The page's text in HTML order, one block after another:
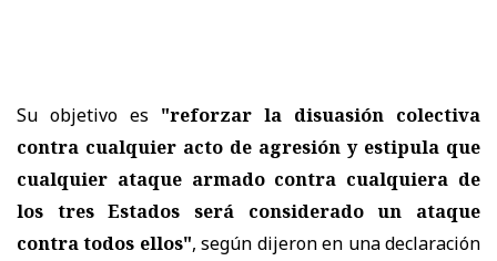
Su objetivo es "reforzar la disuasión colectiva
contra cualquier acto de agresión y estipula que
cualquier ataque armado contra cualquiera de
los tres Estados será considerado un ataque
contra todos ellos", según dijeron en una declaración